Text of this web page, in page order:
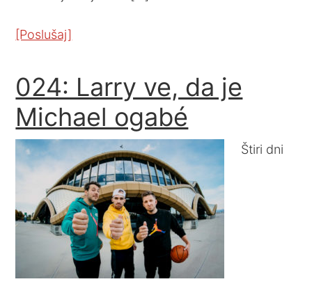
[Poslušaj]
024: Larry ve, da je
Michael ogabé
Štiri dni